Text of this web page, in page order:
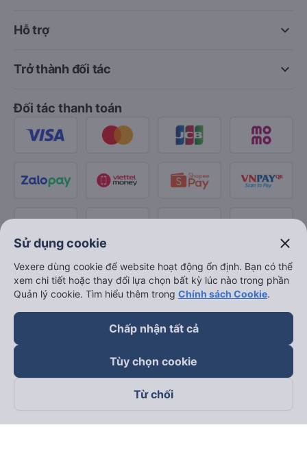
keyboard_arrow_down
Hỗ trợ
keyboard_arrow_down
Trở thành đối tác
Đối tác thanh toán
Theo dõi chúng tôi trên
Sử dụng cookie close
Vexere dùng cookie để website hoạt động ổn định. Bạn có thể
xem chi tiết hoặc thay đổi lựa chọn bất kỳ lúc nào trong phần
Quản lý cookie. Tìm hiểu thêm trong Chính sách Cookie.
Chấp nhận tất cả
Tùy chọn cookie
Từ chối